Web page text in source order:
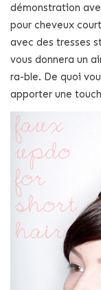
démonstration
pour cheveux
avec des tresses
vous donnera un
ra-ble. De quoi
apporter une